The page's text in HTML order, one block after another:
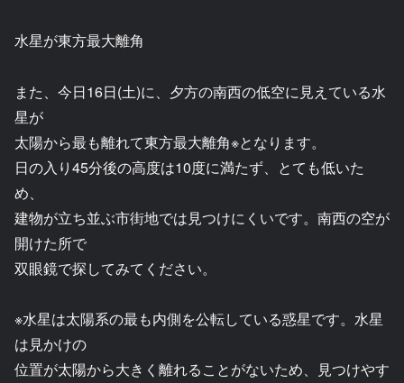
水星が東方最大離角
また、今日16日(土)に、夕方の南西の低空に見えている水
星が
太陽から最も離れて東方最大離角※となります。
日の入り45分後の高度は10度に満たず、とても低いた
め、
建物が立ち並ぶ市街地では見つけにくいです。南西の空が
開けた所で
双眼鏡で探してみてください。
※水星は太陽系の最も内側を公転している惑星です。水星
は見かけの
位置が太陽から大きく離れることがないため、見つけやす